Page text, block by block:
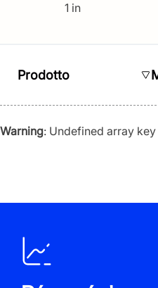
1 in
Prodotto
Warning: Undefined array key